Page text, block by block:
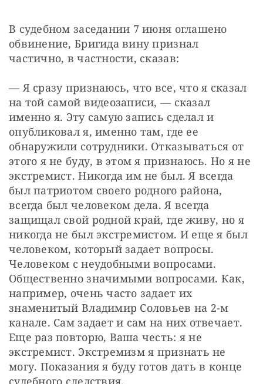
В судебном заседании 7 июня оглашено
обвинение, Бригида вину признал
частично, в частности, сказав:
— Я сразу признаюсь, что все, что я сказал
на той самой видеозаписи, — сказал
именно я. Эту самую запись сделал и
опубликовал я, именно там, где ее
обнаружили сотрудники. Отказываться от
этого я не буду, в этом я признаюсь. Но я не
экстремист. Никогда им не был. Я всегда
был патриотом своего родного района,
всегда был человеком дела. Я всегда
защищал свой родной край, где живу, но я
никогда не был экстремистом. И еще я был
человеком, который задает вопросы.
Человеком с неудобными вопросами.
Общественно значимыми вопросами. Как,
например, очень часто задает их
знаменитый Владимир Соловьев на 2-м
канале. Сам задает и сам на них отвечает.
Еще раз повторю, Ваша честь: я не
экстремист. Экстремизм я признать не
могу. Показания я буду готов дать в конце
судебного следствия.